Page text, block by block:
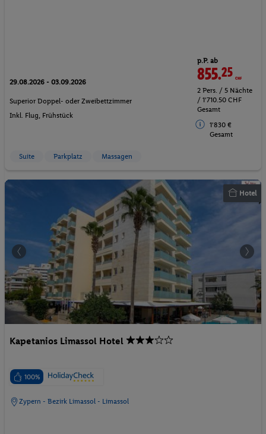
29.08.2026 - 03.09.2026
Superior Doppel- oder Zweibettzimmer
Inkl. Flug, Frühstück
p.P. ab
855.25CHF
2 Pers. / 5 Nächte
/ 1'710.50 CHF
Gesamt
1'830 €
Gesamt
Suite Parkplatz Massagen
Hotel
Kapetanios Limassol Hotel
100%
Zypern - Bezirk Limassol - Limassol